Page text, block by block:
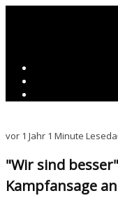
vor 1 Jahr 1 Minute
"Wir sind
Kampfansage